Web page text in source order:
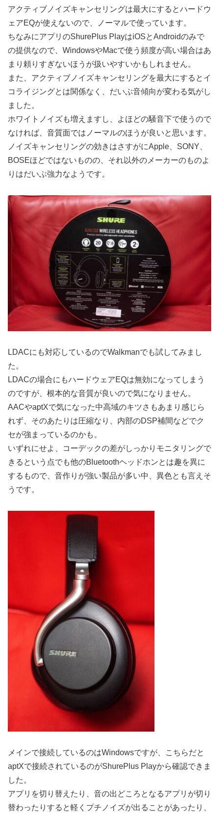
アクティブノイズキャンセリングは最大にするとハードウ
ェアEQが使えないので、ノーマルで使っています。
ちなみにアプリのShurePlus PlayはiOSとAndroidのみで
の提供なので、WindowsやMacで使う頻度が高い場合はあ
まり頼りすぎないほうが扱いやすいかもしれません。
また、アクティブノイズキャンセリングを最大にするとイ
コライジングとは関係なく、だいぶ音傾向が変わる気がし
ました。
ホワイトノイズも増えますし、よほどの騒音下で使うので
なければ、音質面ではノーマルのほうが良いと思います。
ノイズキャンセリングの効きはさすがにApple、SONY、
BOSEほどではないものの、それ以外のメーカーのものよ
りはだいぶ強力なようです。
LDACにも対応しているのでWalkmanでも試してみまし
た。
LDACの場合にもハードウェアEQは無効になってしまう
のですが、根本的な音質が良いので気になりません。
AACやaptXで気になった中高域のキツさもあまり感じら
れず、そのあたりは圧縮なり、内部のDSP補間などでク
セが強まっているのかも。
いずれにせよ、コーデックの差がしっかりモニタリングで
きるという点でも他のBluetoothヘッドホンとは趣を異に
するもので、音作りが強い製品が多い中、異色とも言えそ
うです。
メインで接続しているのはWindowsですが、こちらだと
aptXで接続されているのがShurePlus Playから確認できま
した。
アプリを切り替えたり、音の出どころとなるアプリが切り
替わったりすると軽くプチノイズが出ることがあったり、